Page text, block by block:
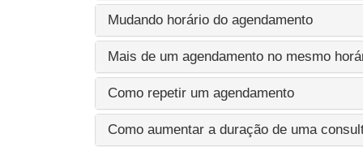
Mudando horário do agendamento
Mais de um agendamento no mesmo
Como repetir um agendamento
Como aumentar a duração de uma